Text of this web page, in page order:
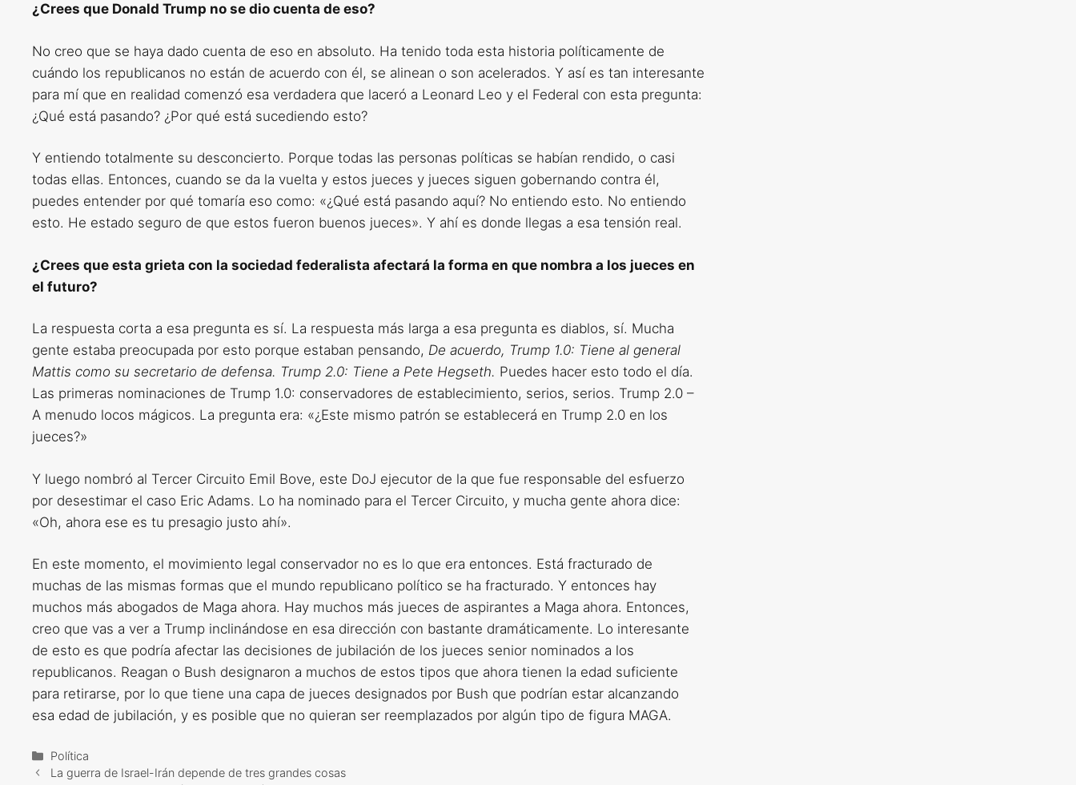
¿Crees que Donald Trump no se dio cuenta de eso?
No creo que se haya dado cuenta de eso en absoluto. Ha tenido toda esta historia políticamente de
cuándo los republicanos no están de acuerdo con él, se alinean o son acelerados. Y así es tan interesante
para mí que en realidad comenzó esa verdadera que laceró a Leonard Leo y el Federal con esta pregunta:
¿Qué está pasando? ¿Por qué está sucediendo esto?
Y entiendo totalmente su desconcierto. Porque todas las personas políticas se habían rendido, o casi
todas ellas. Entonces, cuando se da la vuelta y estos jueces y jueces siguen gobernando contra él,
puedes entender por qué tomaría eso como: «¿Qué está pasando aquí? No entiendo esto. No entiendo
esto. He estado seguro de que estos fueron buenos jueces». Y ahí es donde llegas a esa tensión real.
¿Crees que esta grieta con la sociedad federalista afectará la forma en que nombra a los jueces en
el futuro?
La respuesta corta a esa pregunta es sí. La respuesta más larga a esa pregunta es diablos, sí. Mucha
gente estaba preocupada por esto porque estaban pensando, De acuerdo, Trump 1.0: Tiene al general
Mattis como su secretario de defensa. Trump 2.0: Tiene a Pete Hegseth. Puedes hacer esto todo el día.
Las primeras nominaciones de Trump 1.0: conservadores de establecimiento, serios, serios. Trump 2.0 –
A menudo locos mágicos. La pregunta era: «¿Este mismo patrón se establecerá en Trump 2.0 en los
jueces?»
Y luego nombró al Tercer Circuito Emil Bove, este DoJ ejecutor de la que fue responsable del esfuerzo
por desestimar el caso Eric Adams. Lo ha nominado para el Tercer Circuito, y mucha gente ahora dice:
«Oh, ahora ese es tu presagio justo ahí».
En este momento, el movimiento legal conservador no es lo que era entonces. Está fracturado de
muchas de las mismas formas que el mundo republicano político se ha fracturado. Y entonces hay
muchos más abogados de Maga ahora. Hay muchos más jueces de aspirantes a Maga ahora. Entonces,
creo que vas a ver a Trump inclinándose en esa dirección con bastante dramáticamente. Lo interesante
de esto es que podría afectar las decisiones de jubilación de los jueces senior nominados a los
republicanos. Reagan o Bush designaron a muchos de estos tipos que ahora tienen la edad suficiente
para retirarse, por lo que tiene una capa de jueces designados por Bush que podrían estar alcanzando
esa edad de jubilación, y es posible que no quieran ser reemplazados por algún tipo de figura MAGA.
Categorías
Política
La guerra de Israel-Irán depende de tres grandes cosas